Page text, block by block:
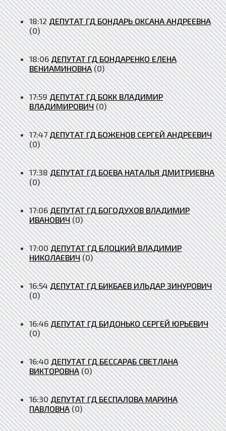
18:12 ДЕПУТАТ ГД БОНДАРЬ ОКСАНА АНДРЕЕВНА
(0)
18:06 ДЕПУТАТ ГД БОНДАРЕНКО ЕЛЕНА
ВЕНИАМИНОВНА (0)
17:59 ДЕПУТАТ ГД БОКК ВЛАДИМИР
ВЛАДИМИРОВИЧ (0)
17:47 ДЕПУТАТ ГД БОЖЕНОВ СЕРГЕЙ АНДРЕЕВИЧ
(0)
17:38 ДЕПУТАТ ГД БОЕВА НАТАЛЬЯ ДМИТРИЕВНА
(0)
17:06 ДЕПУТАТ ГД БОГОДУХОВ ВЛАДИМИР
ИВАНОВИЧ (0)
17:00 ДЕПУТАТ ГД БЛОЦКИЙ ВЛАДИМИР
НИКОЛАЕВИЧ (0)
16:54 ДЕПУТАТ ГД БИКБАЕВ ИЛЬДАР ЗИНУРОВИЧ
(0)
16:46 ДЕПУТАТ ГД БИДОНЬКО СЕРГЕЙ ЮРЬЕВИЧ
(0)
16:40 ДЕПУТАТ ГД БЕССАРАБ СВЕТЛАНА
ВИКТОРОВНА (0)
16:30 ДЕПУТАТ ГД БЕСПАЛОВА МАРИНА
ПАВЛОВНА (0)